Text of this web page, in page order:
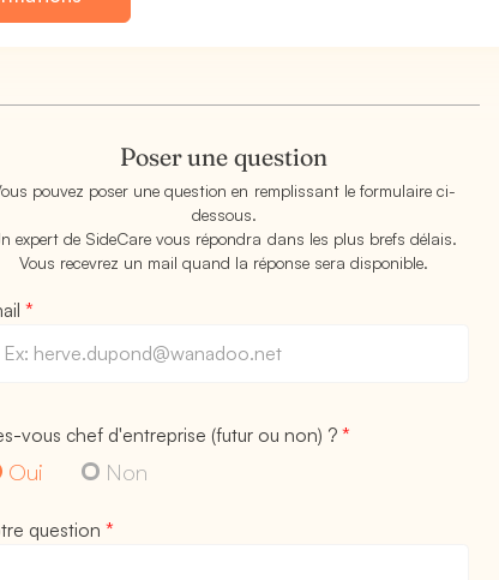
Poser une question
pouvez poser une question en remplissant le formulaire ci-
dessous.
expert de SideCare vous répondra dans les plus brefs délais.
Vous recevrez un mail quand la réponse sera disponible.
*
vous chef d'entreprise (futur ou non) ? *
Oui Non
question *